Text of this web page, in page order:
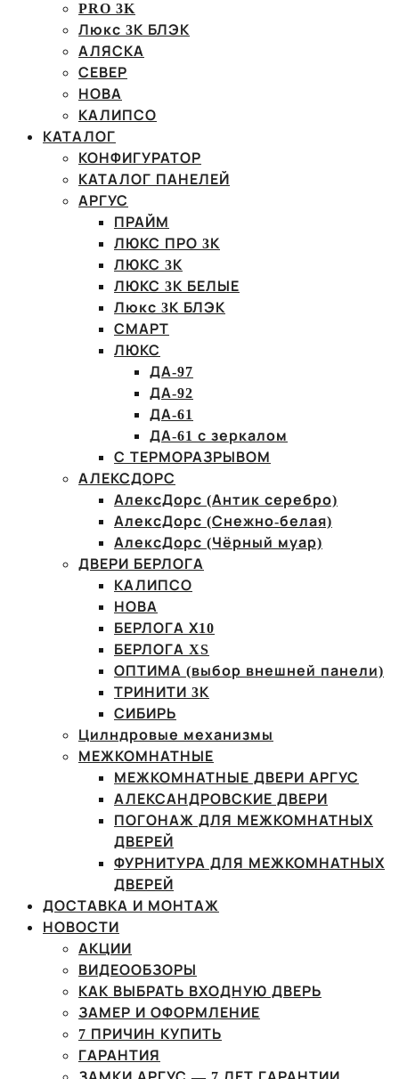
PRO 3K
Люкс 3К БЛЭК
АЛЯСКА
СЕВЕР
НОВА
КАЛИПСО
КАТАЛОГ
КОНФИГУРАТОР
КАТАЛОГ ПАНЕЛЕЙ
АРГУС
ПРАЙМ
ЛЮКС ПРО 3К
ЛЮКС 3К
ЛЮКС 3К БЕЛЫЕ
Люкс 3К БЛЭК
СМАРТ
ЛЮКС
ДА-97
ДА-92
ДА-61
ДА-61 с зеркалом
С ТЕРМОРАЗРЫВОМ
АЛЕКСДОРС
АлексДорс (Антик серебро)
АлексДорс (Снежно-белая)
АлексДорс (Чёрный муар)
ДВЕРИ БЕРЛОГА
КАЛИПСО
НОВА
БЕРЛОГА Х10
БЕРЛОГА XS
ОПТИМА (выбор внешней панели)
ТРИНИТИ 3К
СИБИРЬ
Цилндровые механизмы
МЕЖКОМНАТНЫЕ
МЕЖКОМНАТНЫЕ ДВЕРИ АРГУС
АЛЕКСАНДРОВСКИЕ ДВЕРИ
ПОГОНАЖ ДЛЯ МЕЖКОМНАТНЫХ
ДВЕРЕЙ
ФУРНИТУРА ДЛЯ МЕЖКОМНАТНЫХ
ДВЕРЕЙ
ДОСТАВКА И МОНТАЖ
НОВОСТИ
АКЦИИ
ВИДЕООБЗОРЫ
КАК ВЫБРАТЬ ВХОДНУЮ ДВЕРЬ
ЗАМЕР И ОФОРМЛЕНИЕ
7 ПРИЧИН КУПИТЬ
ГАРАНТИЯ